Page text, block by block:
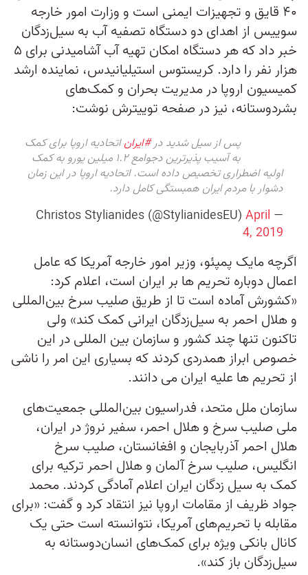
۴۰ قایق و تجهیزات ایمنی است و وزارت امور خارجه
سوییس از اهدای دو دستگاه تصفیه آب به سیل‌زدگان
خبر داد که هر دستگاه امکان تهیه آب آشامیدنی برای ۵
هزار نفر را دارد. کریستوس استیلیانیدس، نماینده ارشد
کمیسیون اروپا در مدیریت بحران و کمک‌های
بشردوستانه، نیز در صفحه توییترش نوشت:
پس از سیل شدید در#ایراناتحادیه اروپا برای کمک
به آسیب پذیرترین دجوامع ۱.۲ میلین یورو به کمک
اولیه اضطراری تخصیص داده است. اتحادیه اروپا در این زمان
دشوار با مردم ایران همبستگی کامل دارد.
— Christos Stylianides (@StylianidesEU)
April
4, 2019
اگرچه مایک پمپئو، وزیر امور خارجه آمریکا که عامل
اعمال دوباره تحریم ها بر ایران است، اعلام کرد:
«کشورش آماده است تا از طریق صلیب سرخ بین‌المللی
و هلال احمر به سیل‌زدگان ایرانی کمک کند» ولی
تاکنون تنها چند کشور و سازمان بین المللی در این
خصوص ابراز همدردی کردند که بسیاری این امر را ناشی
از تحریم ها علیه ایران می دانند.
سازمان ملل متحد، فدراسیون بین‌المللی جمعیت‌های
ملی صلیب سرخ و هلال احمر، سفیر نروژ در ایران،
هلال احمر آذربایجان و افغانستان، صلیب سرخ
انگلیس، صلیب سرخ آلمان و هلال احمر ترکیه برای
کمک به سیل زدگان ایران اعلام آمادگی کردند. محمد
جواد ظریف از مقامات اروپا نیز انتقاد کرد و گفت: «برای
مقابله با تحریم‌های آمریکا، نتوانسته است حتی یک
کانال بانکی ویژه برای کمک‌های انسان‌دوستانه به
سیل‌زدگان باز کند».